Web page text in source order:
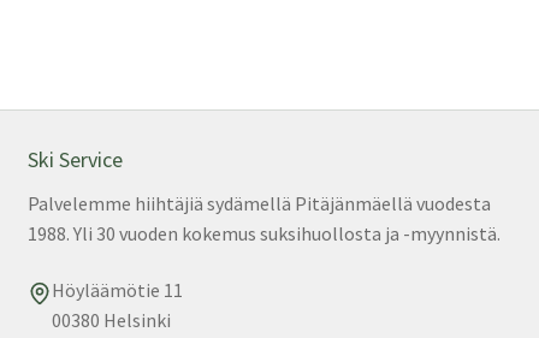
Ski Service
Palvelemme hiihtäjiä sydämellä Pitäjänmäellä vuodesta
1988. Yli 30 vuoden kokemus suksihuollosta ja -myynnistä.
Höyläämötie 11
00380 Helsinki